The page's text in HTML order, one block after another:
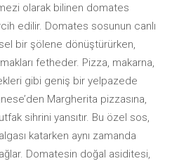
olarak bilinen domates
edilir. Domates sosunun canlı
bir şölene dönüştürürken,
fetheder. Pizza, makarna,
gibi geniş bir yelpazede
Margherita pizzasına,
sihrini yansıtır. Bu özel sos,
katarken aynı zamanda
Domatesin doğal asiditesi,